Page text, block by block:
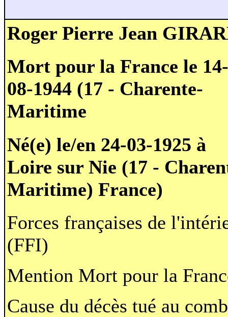
Roger Pierre Jean
Mort pour la France le 14-
08-1944 (17 - Charente-
Maritime
Né(e) le/en 24-03-1925 à
Loire sur Nie (17 -
Maritime) France)
Forces françaises de
(FFI)
Mention Mort pour la
Cause du décès tué au